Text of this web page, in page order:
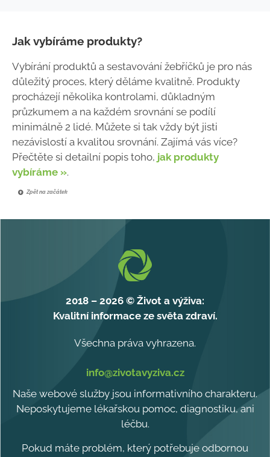
Jak vybíráme produkty?
Vybírání produktů a sestavování žebříčků je pro nás
důležitý proces, který děláme kvalitně. Produkty
procházejí několika kontrolami, důkladným
průzkumem a na každém srovnání se podílí
minimálně 2 lidé. Můžete si tak vždy být jisti
nezávislostí a kvalitou srovnání. Zajímá vás více?
Přečtěte si detailní popis toho, jak produkty
vybíráme ».
Zpět na začátek
2018 – 2026 © Život a výživa:
Kvalitní informace ze světa zdraví.
Všechna práva vyhrazena.
info@zivotavyziva.cz
Naše webové služby jsou informativního charakteru.
Neposkytujeme lékařskou pomoc, diagnostiku, ani
léčbu.
Pokud máte problém, který potřebuje odbornou